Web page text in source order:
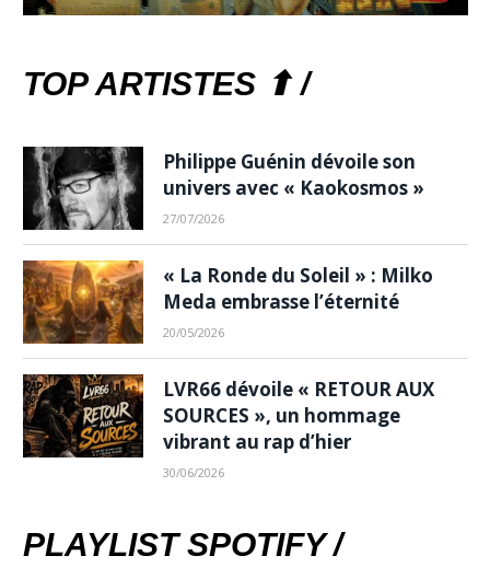
TOP ARTISTES ⬆ /
Philippe Guénin dévoile son
univers avec « Kaokosmos »
27/07/2026
« La Ronde du Soleil » : Milko
Meda embrasse l’éternité
20/05/2026
LVR66 dévoile « RETOUR AUX
SOURCES », un hommage
vibrant au rap d’hier
30/06/2026
PLAYLIST SPOTIFY /